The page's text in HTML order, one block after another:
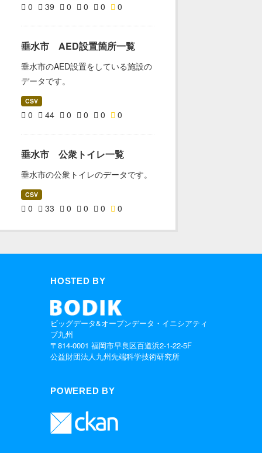
0 39 0 0 0 0
垂水市 AED設置箇所一覧
垂水市のAED設置をしている施設の
データです。
CSV
0 44 0 0 0 0
垂水市 公衆トイレ一覧
垂水市の公衆トイレのデータです。
CSV
0 33 0 0 0 0
HOSTED BY
ビッグデータ&オープンデータ・イニシアティ
ブ九州
〒814-0001 福岡市早良区百道浜2-1-22-5F
公益財団法人九州先端科学技術研究所
POWERED BY